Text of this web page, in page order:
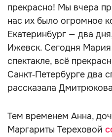
прекрасно! Мы вчера
нас их было огромное
Екатеринбург — два
Ижевск. Сегодня Мария
спектакле, всё
Санкт‑Петербурге два
рассказала
Тем временем Анна,
Маргариты Тереховой